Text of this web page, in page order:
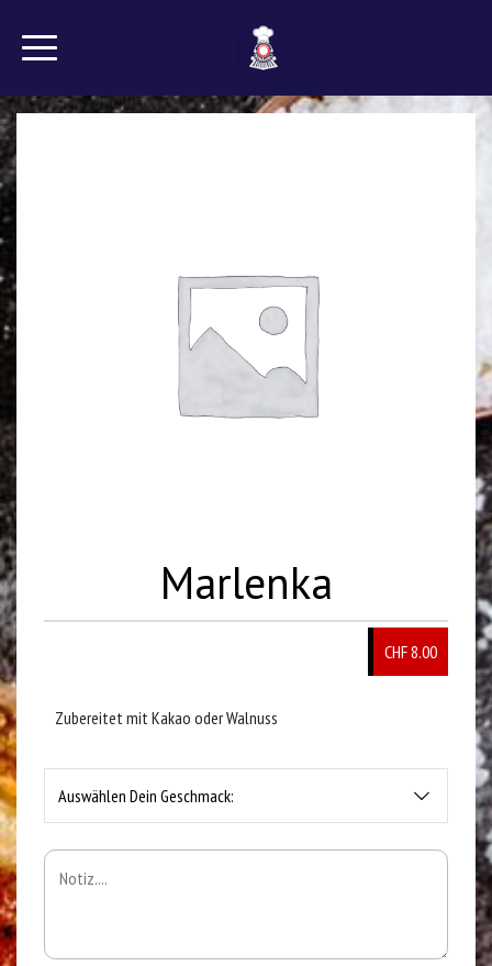
Marlenka
CHF 8.00
Zubereitet mit Kakao oder Walnuss
Auswählen Dein Geschmack: